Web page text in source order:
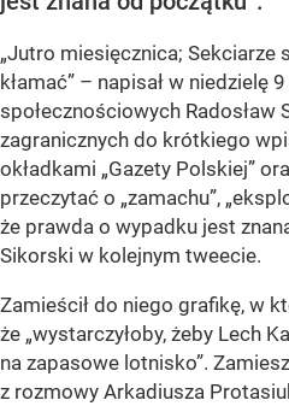
„Jutro miesięcznica; Sekciarze
kłamać” – napisał w niedzielę
społecznościowych
zagranicznych do krótkiego
okładkami „Gazety Polskiej”
przeczytać o „zamachu”,
że prawda o wypadku jest
Sikorski w kolejnym tweecie.
Zamieścił do niego grafikę, w
że „wystarczyłoby, żeby Lech
na zapasowe lotnisko”.
z rozmowy Arkadiusza